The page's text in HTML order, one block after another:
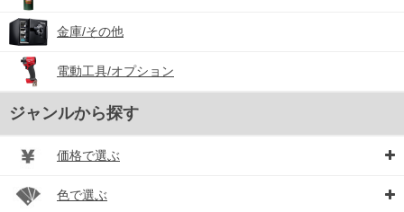
金庫/その他
電動工具/オプション
ジャンルから探す
価格で選ぶ
色で選ぶ